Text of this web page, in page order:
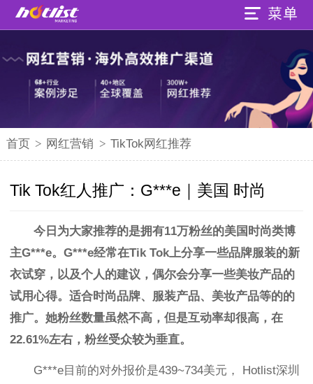
首页 > 网红营销 > TikTok网红推荐
Tik Tok红人推广：G***e｜美国 时尚
今日为大家推荐的是拥有11万粉丝的美国时尚类博
主G***e。 G***e经常在Tik Tok上分享一些品牌服装的新
衣试穿，以及个人的建议，偶尔会分享一些美妆产品的
试用心得。 适合时尚品牌、服装产品、美妆产品等的的
推广。她粉丝数量虽然不高，但是互动率却很高，在
22.61%左右，粉丝受众较为垂直。
G***e目前的对外报价是439~734美元， Hotlist深圳